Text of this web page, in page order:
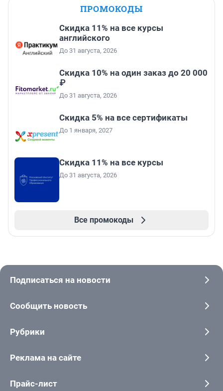
ПРОМОКОДЫ
Скидка 11% на все курсы
английского
До 31 августа, 2026
Скидка 10% на один заказ до 20 000
₽
До 31 августа, 2026
Скидка 5% на все сертификаты
До 1 января, 2027
Скидка 11% на все курсы
До 31 августа, 2026
Все промокоды
Подписаться на новости
Сообщить новость
Рубрики
Реклама на сайте
Прайс-лист